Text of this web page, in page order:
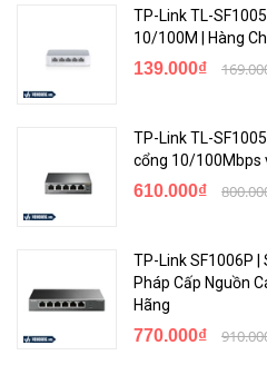
TP-Link TL-
10/100M | Hàng
139.000₫
TP-Link TL-
cổng 10/100Mbps
610.000₫
TP-Link SF1006P |
Pháp Cấp Nguồn
Hãng
770.000₫